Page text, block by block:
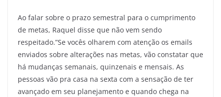
Ao falar sobre o prazo semestral para o cumprimento
de metas, Raquel disse que não vem sendo
respeitado.”Se vocês olharem com atenção os emails
enviados sobre alterações nas metas, vão constatar que
há mudanças semanais, quinzenais e mensais. As
pessoas vão pra casa na sexta com a sensação de ter
avançado em seu planejamento e quando chega na